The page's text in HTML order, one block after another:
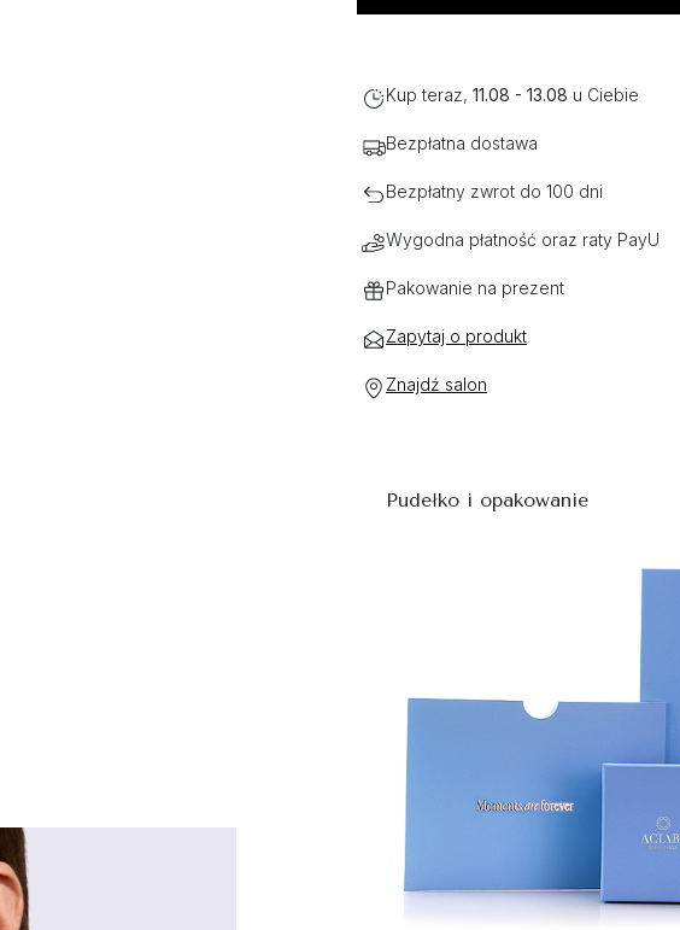
Kup teraz, 11.08 - 13.08 u Ciebie
Bezpłatna dostawa
Bezpłatny zwrot do 100 dni
Wygodna płatność oraz raty PayU
Pakowanie na prezent
Zapytaj o produkt
Znajdź salon
Pudełko i opakowanie